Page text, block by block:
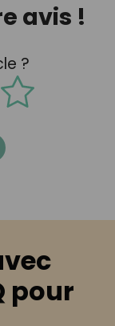
avis !
?
pour